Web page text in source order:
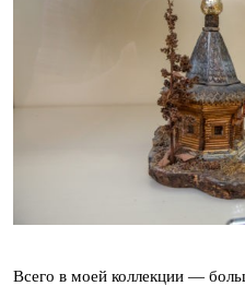
Всего в моей коллекции —